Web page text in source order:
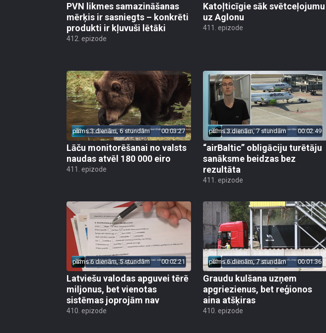
PVN likmes samazināšanas
mērķis ir sasniegts – konkrēti
produkti ir kļuvuši lētāki
412. epizode
Katoļticīgie sāk svētceļojumu
uz Aglonu
411. epizode
pirms 3 dienām, 6 stundām 00:03:27
Lāču monitorēšanai no valsts
naudas atvēl 180 000 eiro
411. epizode
pirms 3 dienām, 7 stundām 00:02:49
“airBaltic” obligāciju turētāju
sanāksme beidzas bez
rezultāta
411. epizode
pirms 6 dienām, 5 stundām 00:02:21
Latviešu valodas apguvei tērē
miljonus, bet vienotas
sistēmas joprojām nav
410. epizode
pirms 6 dienām, 7 stundām 00:01:36
Graudu kulšana uzņem
apgriezienus, bet reģionos
aina atšķiras
410. epizode